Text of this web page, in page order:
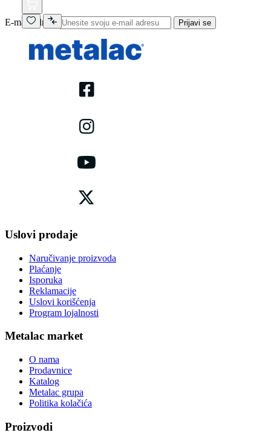
E-mail adresa Prijavi se
Uslovi prodaje
Naručivanje proizvoda
Plaćanje
Isporuka
Reklamacije
Uslovi korišćenja
Program lojalnosti
Metalac market
O nama
Prodavnice
Katalog
Metalac grupa
Politika kolačića
Proizvodi